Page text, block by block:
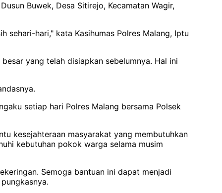
Buwek, Desa Sitirejo, Kecamatan Wagir,
sehari-hari," kata Kasihumas Polres Malang, Iptu
yang telah disiapkan sebelumnya. Hal ini
setiap hari Polres Malang bersama Polsek
kesejahteraan masyarakat yang membutuhkan
kebutuhan pokok warga selama musim
Semoga bantuan ini dapat menjadi